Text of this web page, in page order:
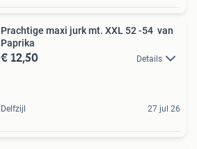
Prachtige maxi jurk mt. XXL 52 -54 van
Paprika
€ 12,50 Details
Delfzijl 27 jul 26